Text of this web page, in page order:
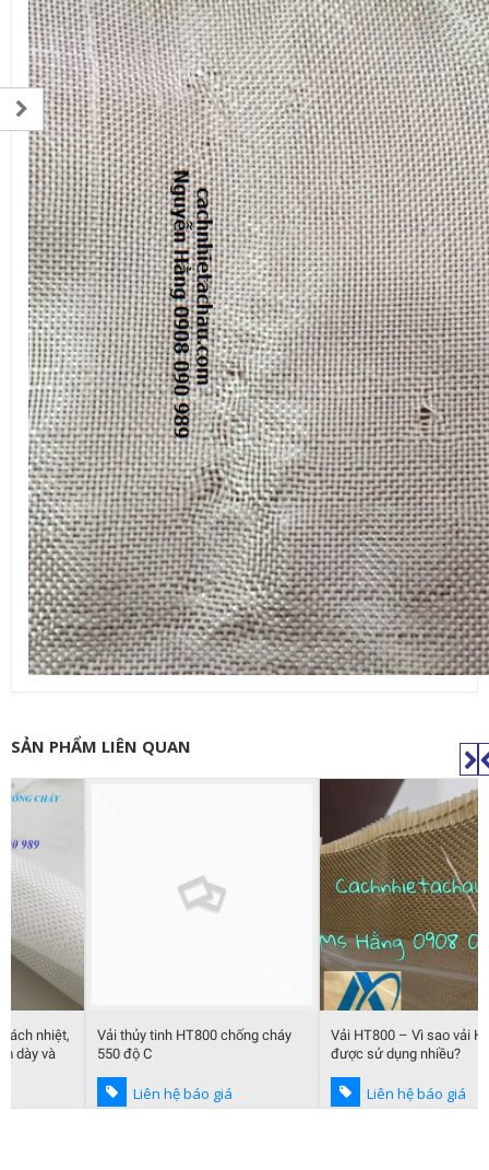
SẢN PHẨM LIÊN QUAN
Vải thủy tinh HT800 chống cháy
550 độ C
Liên hệ báo giá
Vải HT800 – Vì sao vải HT800
được sử dụng nhiều?
Liên hệ báo giá